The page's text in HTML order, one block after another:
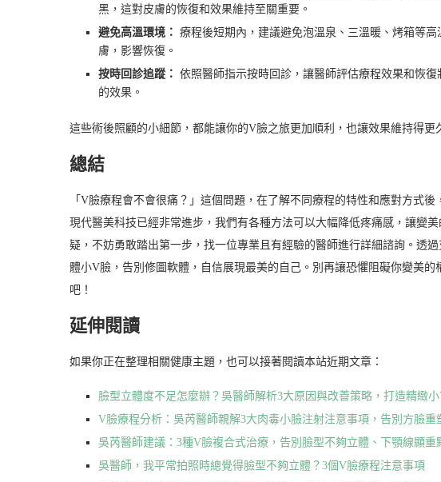
黑，這對皮膚的恢復和效果維持至關重要。
避免高溫環境： 療程後短期內，建議避免泡溫泉、三溫暖、烤箱等
膚，影響恢復。
按時回診追蹤： 依照醫師指示按時回診，讓醫師評估療程效果和恢
的效果。
這些術後照顧的小細節，都能讓你的V臉之旅更加順利，也讓效果維持得更
總結
「V臉療程會不會很痛？」這個問題，在了解不同療程的特性和應對方式
現代醫美科技已經非常進步，我們有各種方法可以大幅降低疼痛感，讓變
疑，不妨勇敢踏出第一步，找一位專業且有經驗的醫師進行詳細諮詢。透
體小V臉，告別修圖軟體，自信展現最美的自己。別再讓恐懼阻礙你變美
吧！
延伸閱讀
如果你正在整理相關健康主題，也可以接著閱讀本站近期文章：
臉型立體度不足怎麼辦？吳醫師解析3大原因與改善策略，打造精緻小
V臉療程分析：吳芮醫師親解3大肉毒小臉注射注意事項，告別方臉重
吳芮醫師建議：3種V臉複合式治療，告別臉型不夠立體、下顎線顯重
吳醫師，我平常拍照時總覺得臉型不夠立體？3個V臉療程注意事項